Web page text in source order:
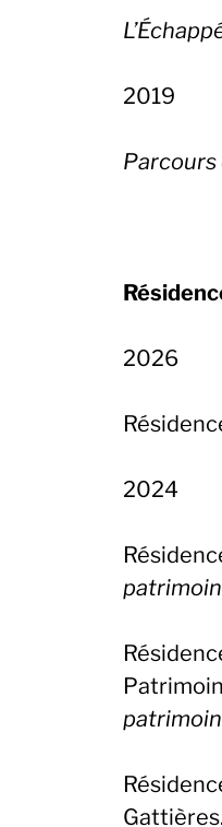
2019
Parcours
2026
2024